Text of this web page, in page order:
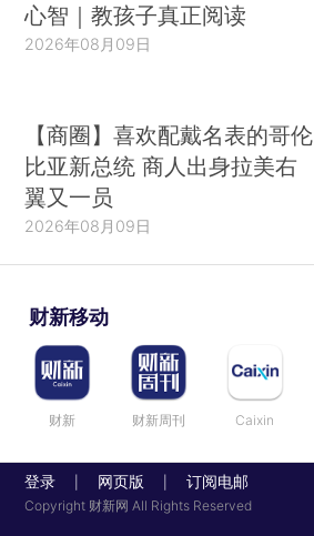
心智｜教孩子真正阅读
2026年08月09日
【商圈】喜欢配戴名表的哥伦
比亚新总统 商人出身拉美右
翼又一员
2026年08月09日
财新移动
财新 财新周刊 Caixin
登录 网页版 订阅电邮
Copyright 财新网 All Rights Reserved